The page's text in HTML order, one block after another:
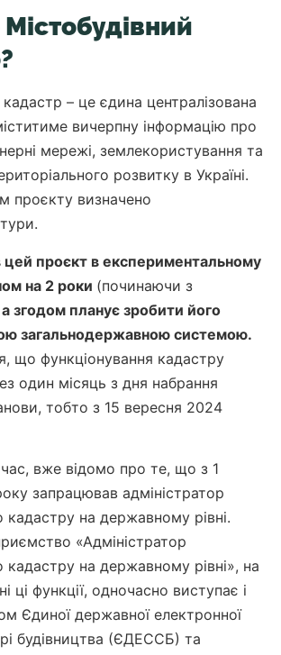
кадастр – це єдина централізована
вичерпну інформацію про
мережі, землекористування та
розвитку в Україні.
проєкту визначено
цей проєкт в експериментальному
на 2 роки (починаючи з
а згодом планує зробити його
загальнодержавною системою.
що функціонування кадастру
один місяць з дня набрання
тобто з 15 вересня 2024
вже відомо про те, що з 1
запрацював адміністратор
кадастру на державному рівні.
«Адміністратор
кадастру на державному рівні», на
ці функції, одночасно виступає і
Єдиної державної електронної
будівництва (ЄДЕССБ) та